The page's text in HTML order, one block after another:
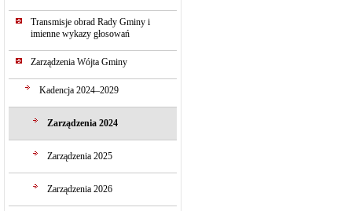
Transmisje obrad Rady Gminy i
imienne wykazy głosowań
Zarządzenia Wójta Gminy
Kadencja 2024–2029
Zarządzenia 2024
Zarządzenia 2025
Zarządzenia 2026